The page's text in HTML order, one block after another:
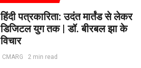
हिंदी पत्रकारिता: उदंत मार्तंड से लेकर
डिजिटल युग तक | डॉ. बीरबल झा के
विचार
CMARG 2 min read